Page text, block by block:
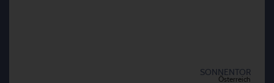
SONNENTOR
Österreich